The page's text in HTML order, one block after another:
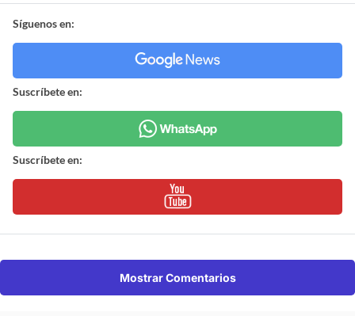
Síguenos en:
Suscríbete en:
Suscríbete en:
Mostrar Comentarios